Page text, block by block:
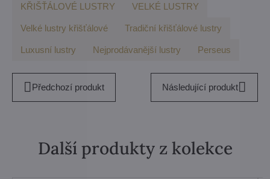
KŘIŠŤÁLOVÉ LUSTRY VELKÉ LUSTRY
Velké lustry křišťálové Tradiční křišťálové lustry
Luxusní lustry Nejprodávanější lustry Perseus
Předchozí produkt Následující produkt
Další produkty z kolekce